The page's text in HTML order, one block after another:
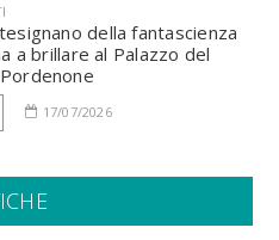
della fantascienza
a brillare al Palazzo del
17/07/2026